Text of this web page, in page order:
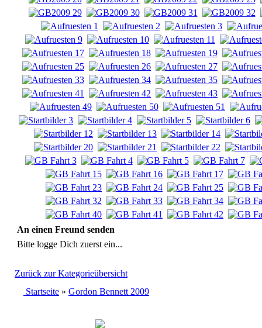
An einen Freund senden
Bitte logge Dich zuerst ein...
Zurück zur Kategorieübersicht
Startseite » Gordon Bennett 2009